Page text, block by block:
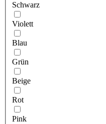
Schwarz
Violett
Blau
Grün
Beige
Rot
Pink